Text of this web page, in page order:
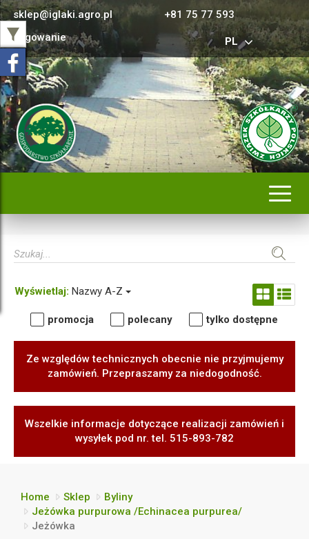
sklep@iglaki.agro.pl
+81 75 77 593
Logowanie
PL
Wyświetlaj: Nazwy A-Z
promocja polecany tylko dostępne
Ze względów technicznych obecnie nie przyjmujemy
zamówień. Przepraszamy za niedogodność.
Wszelkie informacje dotyczące realizacji zamówień i
wysyłek pod nr. tel. 515-893-782
Home Sklep
Byliny
Jeżówka purpurowa /Echinacea purpurea/
Jeżówka